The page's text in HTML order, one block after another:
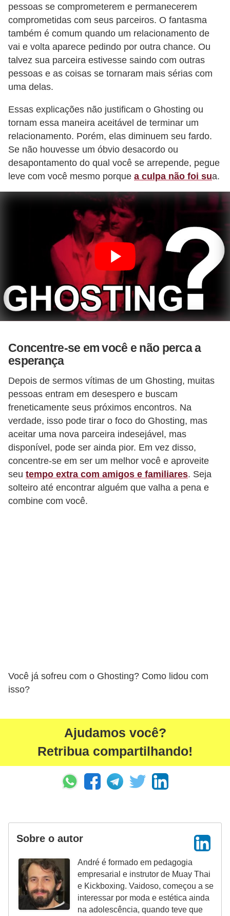
pessoas se comprometerem e permanecerem
comprometidas com seus parceiros. O fantasma
também é comum quando um relacionamento de
vai e volta aparece pedindo por outra chance. Ou
talvez sua parceira estivesse saindo com outras
pessoas e as coisas se tornaram mais sérias com
uma delas.
Essas explicações não justificam o Ghosting ou
tornam essa maneira aceitável de terminar um
relacionamento. Porém, elas diminuem seu fardo.
Se não houvesse um óbvio desacordo ou
desapontamento do qual você se arrepende, pegue
leve com você mesmo porque a culpa não foi sua.
Concentre-se em você e não perca a
esperança
Depois de sermos vítimas de um Ghosting, muitas
pessoas entram em desespero e buscam
freneticamente seus próximos encontros. Na
verdade, isso pode tirar o foco do Ghosting, mas
aceitar uma nova parceira indesejável, mas
disponível, pode ser ainda pior. Em vez disso,
concentre-se em ser um melhor você e aproveite
seu tempo extra com amigos e familiares. Seja
solteiro até encontrar alguém que valha a pena e
combine com você.
Você já sofreu com o Ghosting? Como lidou com
isso?
Ajudamos você?
Retribua compartilhando!
Sobre o autor
André é formado em pedagogia
empresarial e instrutor de Muay Thai
e Kickboxing. Vaidoso, começou a se
interessar por moda e estética ainda
na adolescência, quando teve que